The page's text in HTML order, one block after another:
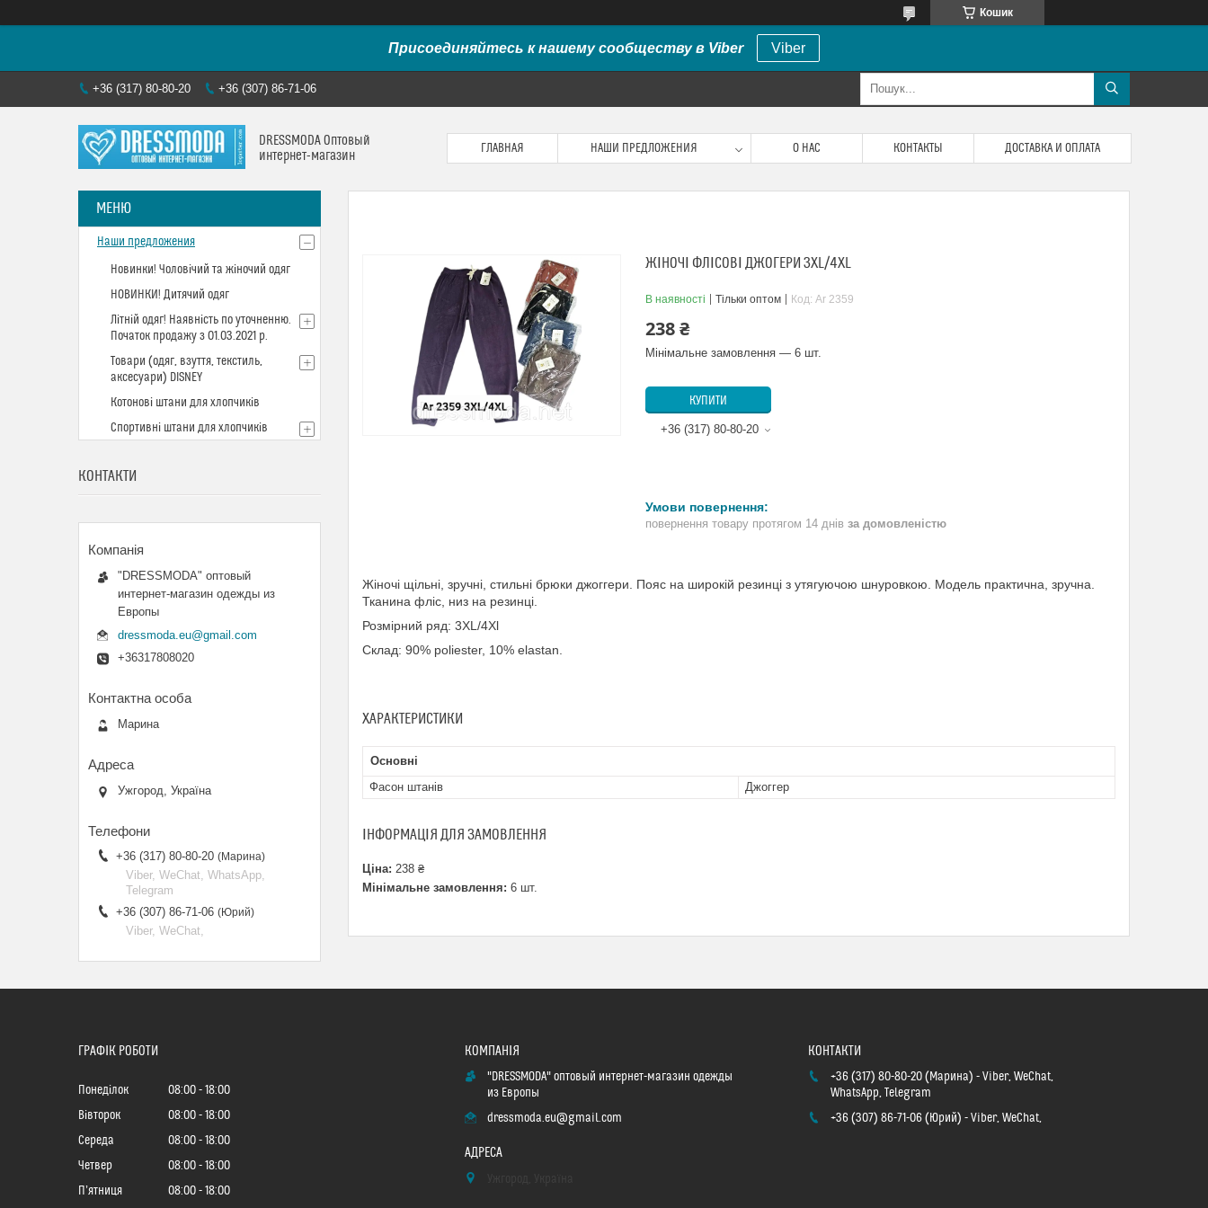
Кошик
Присоединяйтесь к нашему сообществу в Viber Viber
+36 (317) 80-80-20 +36 (307) 86-71-06
DRESSMODA Оптовый
интернет-магазин
ГЛАВНАЯ НАШИ ПРЕДЛОЖЕНИЯ О НАС КОНТАКТЫ ДОСТАВКА И ОПЛАТА
ЖІНОЧІ ФЛІСОВІ ДЖОГЕРИ 3XL/4XL
В наявності Тільки оптом Код: Ar 2359
238 ₴
Мінімальне замовлення — 6 шт.
КУПИТИ
+36 (317) 80-80-20
повернення товару протягом 14 днів за домовленістю
Жіночі щільні, зручні, стильні брюки джоггери. Пояс на широкій резинці з утягуючою шнуровкою. Модель практична, зручна.
Тканина фліс, низ на резинці.
Розмірний ряд: 3XL/4Xl
Склад: 90% poliester, 10% elastan.
ХАРАКТЕРИСТИКИ
Основні
Фасон штанів
Джоггер
ІНФОРМАЦІЯ ДЛЯ ЗАМОВЛЕННЯ
Ціна: 238 ₴
Мінімальне замовлення: 6 шт.
Наши предложения
Новинки! Чоловічий та жіночий одяг
НОВИНКИ! Дитячий одяг
Літній одяг! Наявність по уточненню.
Початок продажу з 01.03.2021 р.
Товари (одяг, взуття, текстиль,
аксесуари) DISNEY
Котонові штани для хлопчиків
Спортивні штани для хлопчиків
КОНТАКТИ
"DRESSMODA" оптовый
интернет-магазин одежды из
Европы
dressmoda.eu@gmail.com
+36317808020
Марина
Ужгород, Україна
+36 (317) 80-80-20 Марина
Viber, WeChat, WhatsApp,
Telegram
+36 (307) 86-71-06
Юрий
Viber, WeChat,
ГРАФІК РОБОТИ
Понеділок 08:00
18:00
Вівторок
08:00
18:00
Середа
08:00
18:00
Четвер
08:00
18:00
Пʼятниця
08:00 18:00
"DRESSMODA" оптовый интернет-магазин одежды
из Европы
dressmoda.eu@gmail.com
+36 (317) 80-80-20 Марина
Viber, WeChat,
WhatsApp, Telegram
+36 (307) 86-71-06
Юрий Viber, WeChat,